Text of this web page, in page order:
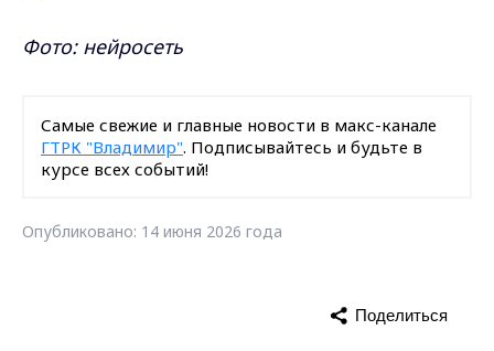
Фото: нейросеть
Самые свежие и главные новости в макс-канале
ГТРК "Владимир". Подписывайтесь и будьте в
курсе всех событий!
Опубликовано: 14 июня 2026 года
Поделиться